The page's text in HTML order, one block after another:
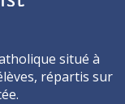
situé à
répartis sur